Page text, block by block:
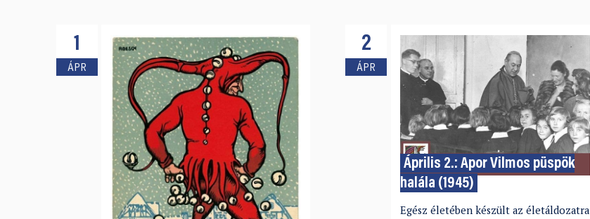
1
ÁPR
2
ÁPR
Április 2.: Apor Vilmos püspök
halála (1945)
Egész életében készült az életáldozatra